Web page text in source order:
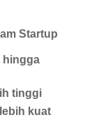
Startup
hingga
tinggi
kuat